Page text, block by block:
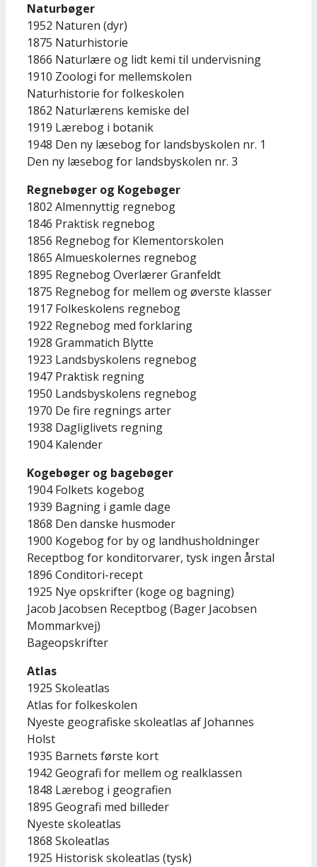
Naturbøger
1952 Naturen (dyr)
1875 Naturhistorie
1866 Naturlære og lidt kemi til undervisning
1910 Zoologi for mellemskolen
Naturhistorie for folkeskolen
1862 Naturlærens kemiske del
1919 Lærebog i botanik
1948 Den ny læsebog for landsbyskolen nr. 1
Den ny læsebog for landsbyskolen nr. 3
Regnebøger og Kogebøger
1802 Almennyttig regnebog
1846 Praktisk regnebog
1856 Regnebog for Klementorskolen
1865 Almueskolernes regnebog
1895 Regnebog Overlærer Granfeldt
1875 Regnebog for mellem og øverste klasser
1917 Folkeskolens regnebog
1922 Regnebog med forklaring
1928 Grammatich Blytte
1923 Landsbyskolens regnebog
1947 Praktisk regning
1950 Landsbyskolens regnebog
1970 De fire regnings arter
1938 Dagliglivets regning
1904 Kalender
Kogebøger og bagebøger
1904 Folkets kogebog
1939 Bagning i gamle dage
1868 Den danske husmoder
1900 Kogebog for by og landhusholdninger
Receptbog for konditorvarer, tysk ingen årstal
1896 Conditori-recept
1925 Nye opskrifter (koge og bagning)
Jacob Jacobsen Receptbog (Bager Jacobsen
Mommarkvej)
Bageopskrifter
Atlas
1925 Skoleatlas
Atlas for folkeskolen
Nyeste geografiske skoleatlas af Johannes
Holst
1935 Barnets første kort
1942 Geografi for mellem og realklassen
1848 Lærebog i geografien
1895 Geografi med billeder
Nyeste skoleatlas
1868 Skoleatlas
1925 Historisk skoleatlas (tysk)